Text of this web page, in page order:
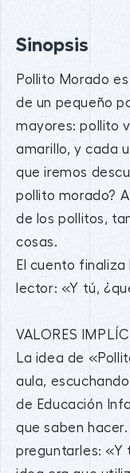
Sinopsis
Pollito Morado
de un pequeño
mayores: pollito
amarillo, y cada
que iremos
pollito morado?
de los pollitos,
cosas.
El cuento
lector: «Y tú,
VALORES
La idea de
aula,
de Educación
que saben
preguntarles: «Y